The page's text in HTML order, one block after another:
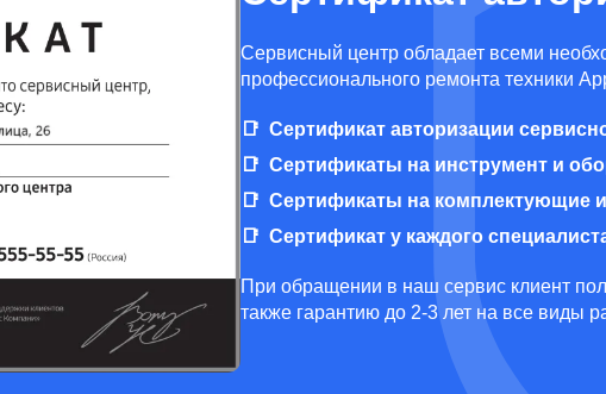
Cервисный центр обладает всеми
профессионального ремонта техники
Сертификат авторизации
Сертификаты на инструмент и
Сертификаты на комплектующие
Сертификат у каждого
При обращении в наш сервис клиент
также гарантию до 2-3 лет на все виды